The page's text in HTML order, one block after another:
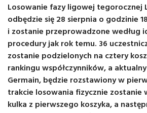
Losowanie fazy ligowej tegorocznej
odbędzie się 28 sierpnia o godzinie
i zostanie przeprowadzone według
procedury jak rok temu. 36
zostanie podzielonych na cztery
rankingu współczynników, a
Germain, będzie rozstawiony w
trakcie losowania fizycznie zostanie
kulka z pierwszego koszyka, a